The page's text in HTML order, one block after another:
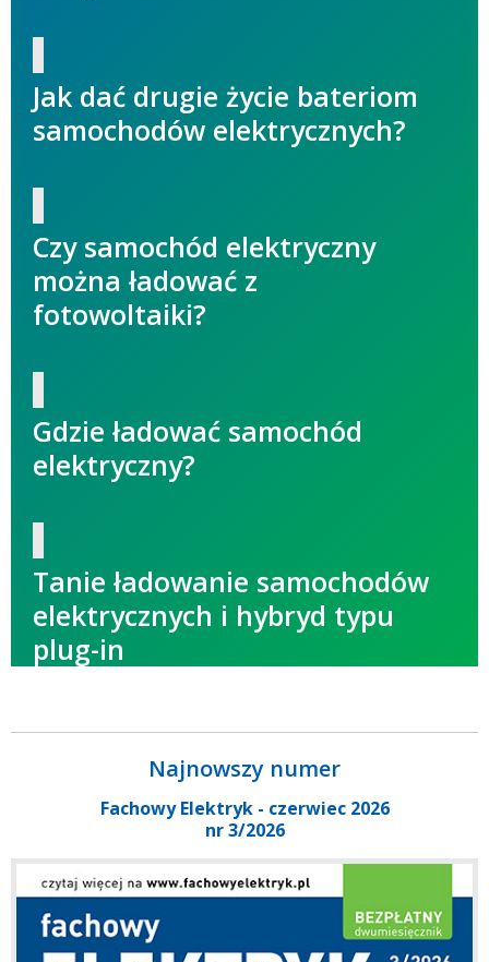
Jak dać drugie życie bateriom
samochodów elektrycznych?
Czy samochód elektryczny
można ładować z
fotowoltaiki?
Gdzie ładować samochód
elektryczny?
Tanie ładowanie samochodów
elektrycznych i hybryd typu
plug-in
Najnowszy numer
Fachowy Elektryk - czerwiec 2026
nr 3/2026